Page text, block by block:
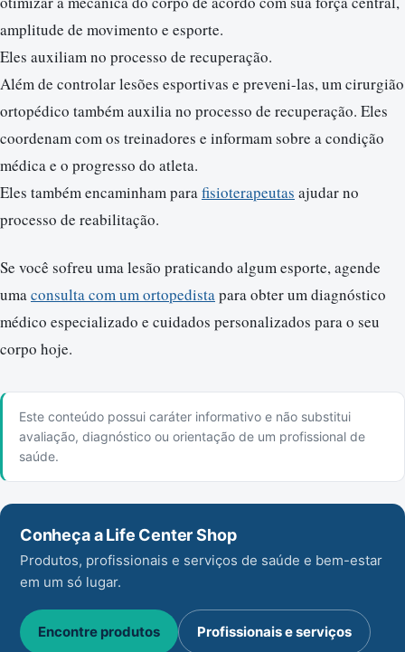
amplitude de movimento e esporte.
Eles auxiliam no processo de recuperação.
Além de controlar lesões esportivas e preveni-las, um cirurgião
ortopédico também auxilia no processo de recuperação. Eles
coordenam com os treinadores e informam sobre a condição
médica e o progresso do atleta.
Eles também encaminham parafisioterapeutas ajudar no
processo de reabilitação.
Se você sofreu uma lesão praticando algum esporte, agende
umaconsulta com um ortopedistapara obter um diagnóstico
médico especializado e cuidados personalizados para o seu
corpo hoje.
Este conteúdo possui caráter informativo e não substitui
avaliação, diagnóstico ou orientação de um profissional de
saúde.
Conheça a Life Center Shop
Produtos, profissionais e serviços de saúde e bem-estar
em um só lugar.
Encontre produtos Profissionais e serviços